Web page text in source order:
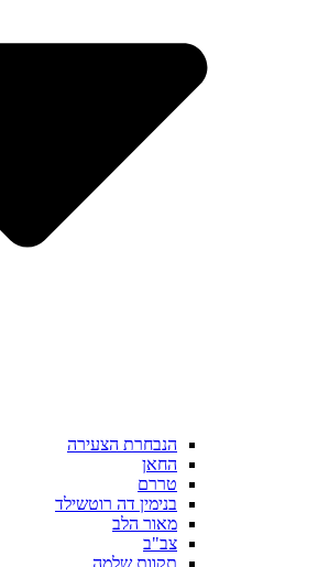
הנבחרת הצעירה
החאן
טררם
בנימין דה רוטשילד
מאור הלב
צב"ב